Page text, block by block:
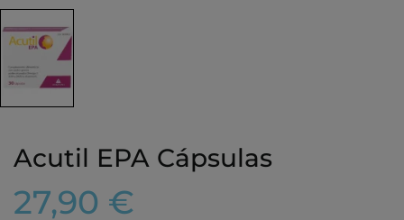
Acutil EPA Cápsulas
27,90 €